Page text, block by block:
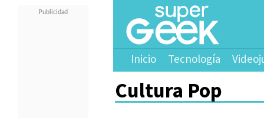
Inicio Tecnología
Cultura Pop